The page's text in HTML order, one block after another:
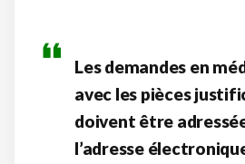
Les demandes en
avec les pièces
doivent être
l’adresse